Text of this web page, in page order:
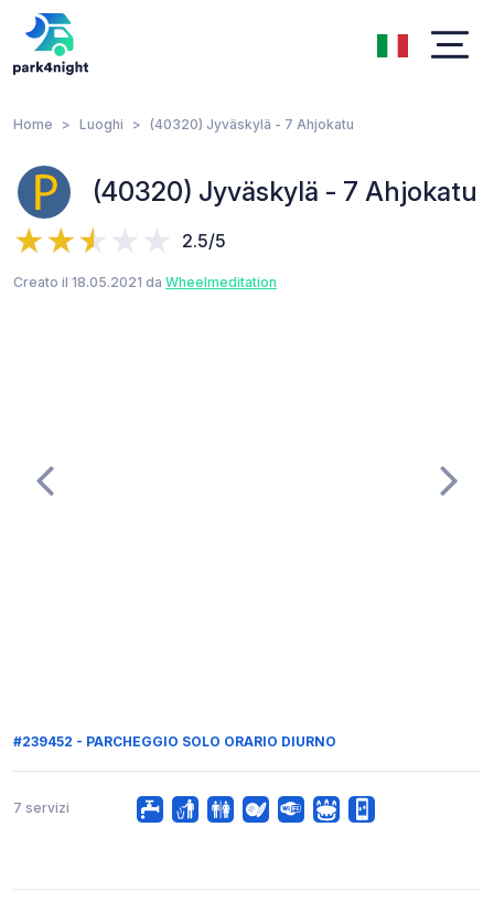
Home Luoghi (40320) Jyväskylä - 7 Ahjokatu
(40320) Jyväskylä - 7 Ahjokatu
2.5/5
Creato il 18.05.2021 da Wheelmeditation
#239452 - PARCHEGGIO SOLO ORARIO DIURNO
7 servizi